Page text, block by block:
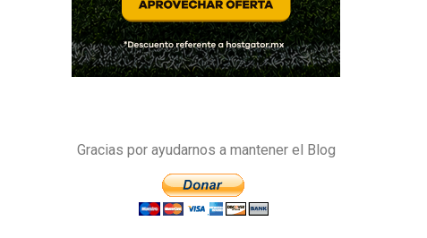
Gracias por ayudarnos a mantener el Blog